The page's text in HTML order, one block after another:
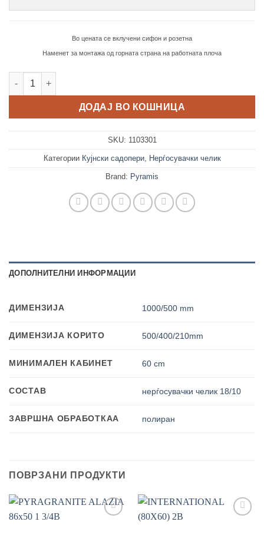
Во цената се вклучени сифон и розетна
Наменет за монтажа од горната страна на работната плоча
AMALTIA PLUS (100x50) 1B 1D количина
ДОДАЈ ВО КОШНИЦА
SKU: 1103301
Категории Кујнски садопери, Нерѓосувачки челик
Brand: Pyramis
ДОПОЛНИТЕЛНИ ИНФОРМАЦИИ
ДИМЕНЗИЈА 1000/500 mm
ДИМЕНЗИЈА КОРИТО 500/400/210mm
МИНИМАЛЕН КАБИНЕТ 60 cm
СОСТАВ нерѓосувачки челик 18/10
ЗАВРШНА ОБРАБОТКАА полиран
ПОВРЗАНИ ПРОДУКТИ